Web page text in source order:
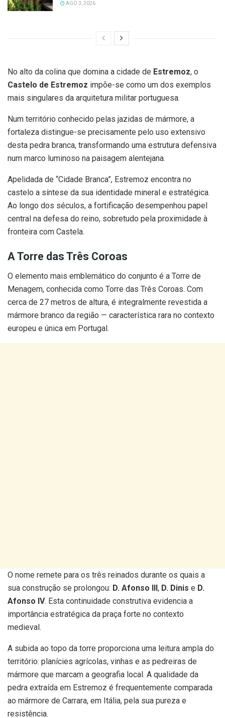
AGO 3, 2026
No alto da colina que domina a cidade de Estremoz, o
Castelo de Estremoz impõe-se como um dos exemplos
mais singulares da arquitetura militar portuguesa.
Num território conhecido pelas jazidas de mármore, a
fortaleza distingue-se precisamente pelo uso extensivo
desta pedra branca, transformando uma estrutura defensiva
num marco luminoso na paisagem alentejana.
Apelidada de “Cidade Branca”, Estremoz encontra no
castelo a síntese da sua identidade mineral e estratégica.
Ao longo dos séculos, a fortificação desempenhou papel
central na defesa do reino, sobretudo pela proximidade à
fronteira com Castela.
A Torre das Três Coroas
O elemento mais emblemático do conjunto é a Torre de
Menagem, conhecida como Torre das Três Coroas. Com
cerca de 27 metros de altura, é integralmente revestida a
mármore branco da região — característica rara no contexto
europeu e única em Portugal.
O nome remete para os três reinados durante os quais a
sua construção se prolongou: D. Afonso III , D. Dinis e D.
Afonso IV. Esta continuidade construtiva evidencia a
importância estratégica da praça forte no contexto
medieval.
A subida ao topo da torre proporciona uma leitura ampla do
território: planícies agrícolas, vinhas e as pedreiras de
mármore que marcam a geografia local. A qualidade da
pedra extraída em Estremoz é frequentemente comparada
ao mármore de Carrara, em Itália, pela sua pureza e
resistência.